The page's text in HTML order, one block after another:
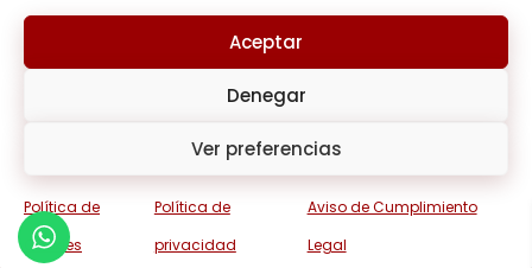
Aceptar
Denegar
Ver preferencias
Política de
Cookies
Política de
privacidad
Aviso de Cumplimiento
Legal
Términos y Condiciones
Aviso de Cumplimiento Legal
© 2026 Fliz Shop | Sneakers y Tennis Deportivos Multimarca